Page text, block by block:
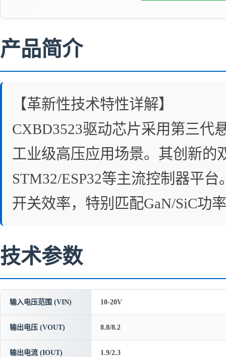
产品简介
【革新性技术特性详解】
CXBD3523驱动芯片采用第三代
工业级高压应用场景。其创新的
STM32/ESP32等主流控制器平
开关效率，特别匹配GaN/SiC功
技术参数
输入电压范围 (VIN) 10-20V
输出电压 (VOUT) 8.8/8.2
输出电流 (IOUT) 1.9/2.3